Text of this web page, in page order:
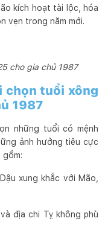
kích hoạt tài lộc, hóa
vẹn trong năm mới.
cho gia chủ 1987
chọn tuổi xông
1987
những tuổi có mệnh
ảnh hưởng tiêu cực
gồm:
xung khắc với Mão,
địa chi Tỵ không phù